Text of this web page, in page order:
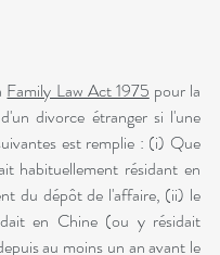
Family Law Act 1975 pour la
divorce étranger si l'une
est remplie : (i) Que
habituellement résidant en
du dépôt de l'affaire, (ii) le
en Chine (ou y résidait
au moins un an avant le